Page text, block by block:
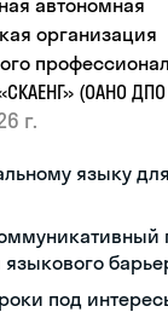
автономная
организация
(ОАНО ДПО
г.
языку
под